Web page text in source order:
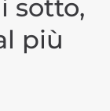
sotto,
più